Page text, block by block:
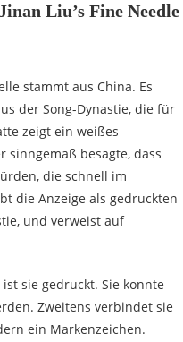
Liu’s Fine Needle
stammt aus China. Es
der Song-Dynastie, die für
zeigt ein weißes
sinngemäß besagte, dass
die schnell im
die Anzeige als gedruckten
und verweist auf
sie gedruckt. Sie konnte
Zweitens verbindet sie
ein Markenzeichen.